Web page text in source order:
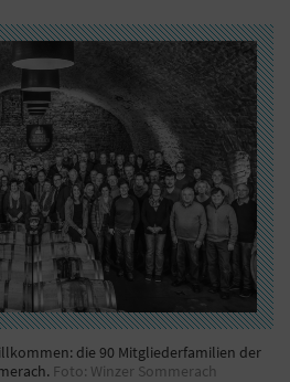
die 90 Mitgliederfamilien der
Foto: Winzer Sommerach